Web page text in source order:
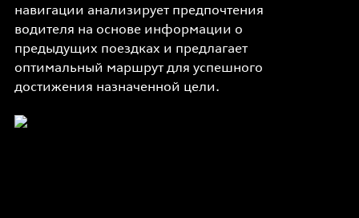
навигации анализирует предпочтения
водителя на основе информации о
предыдущих поездках и предлагает
оптимальный маршрут для успешного
достижения назначенной цели.